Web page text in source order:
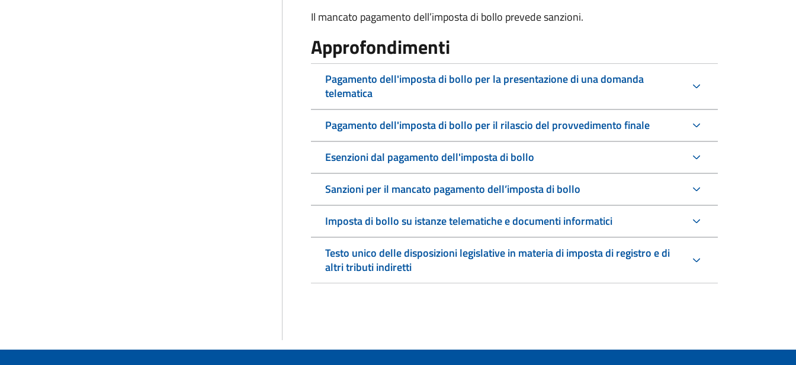
Il mancato pagamento dell’imposta di bollo prevede sanzioni.
Approfondimenti
Pagamento dell'imposta di bollo per la presentazione di una domanda
telematica
Pagamento dell'imposta di bollo per il rilascio del provvedimento finale
Esenzioni dal pagamento dell'imposta di bollo
Sanzioni per il mancato pagamento dell’imposta di bollo
Imposta di bollo su istanze telematiche e documenti informatici
Testo unico delle disposizioni legislative in materia di imposta di registro e di
altri tributi indiretti